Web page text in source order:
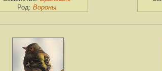
Род: Вороны